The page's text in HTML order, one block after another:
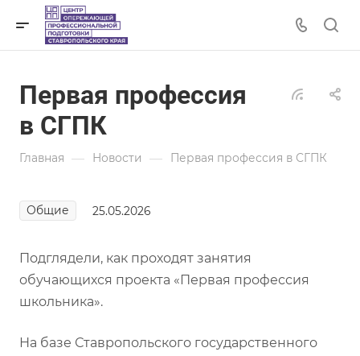
Первая профессия
в СГПК
Главная — Новости — Первая профессия в СГПК
Общие 25.05.2026
Подглядели, как проходят занятия
обучающихся проекта «Первая профессия
школьника».
На базе Ставропольского государственного